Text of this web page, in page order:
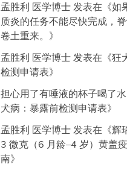
孟胜利 医学博士 发表在《如
质炎的任务不能尽快完成，
卷土重来。 》
孟胜利 医学博士 发表在《狂
检测申请表》
担心用了有唾液的杯子喝了水
犬病：暴露前检测申请表》
孟胜利 医学博士 发表在《辉
3 微克（6 月龄–4 岁）黄盖
南》